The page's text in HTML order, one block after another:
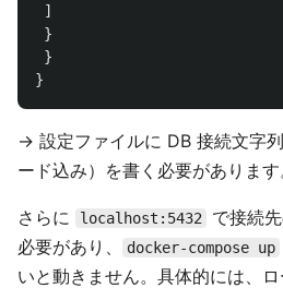
]
}
}
}
→ 設定ファイルに DB 接続文字
ード込み）を書く必要があります
さらに localhost:5432
で接続
必要があり、
docker-compose up
いと動きません。具体的には、